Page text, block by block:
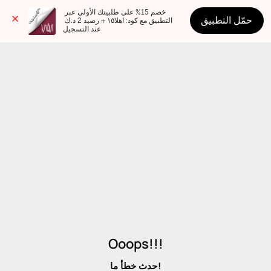
عند التسجيل
حمّل التطبيق
Ooops!!!
حدث خطأ ما!